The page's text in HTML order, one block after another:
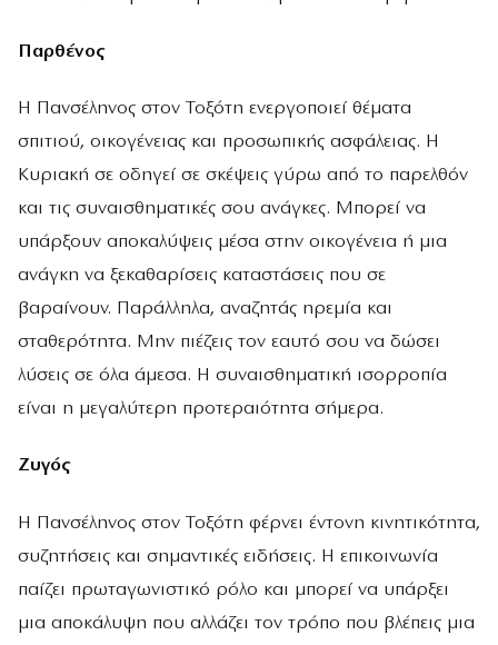
Παρθένος
Η Πανσέληνος στον Τοξότη ενεργοποιεί θέματα
σπιτιού, οικογένειας και προσωπικής ασφάλειας. Η
Κυριακή σε οδηγεί σε σκέψεις γύρω από το παρελθόν
και τις συναισθηματικές σου ανάγκες. Μπορεί να
υπάρξουν αποκαλύψεις μέσα στην οικογένεια ή μια
ανάγκη να ξεκαθαρίσεις καταστάσεις που σε
βαραίνουν. Παράλληλα, αναζητάς ηρεμία και
σταθερότητα. Μην πιέζεις τον εαυτό σου να δώσει
λύσεις σε όλα άμεσα. Η συναισθηματική ισορροπία
είναι η μεγαλύτερη προτεραιότητα σήμερα.
Ζυγός
Η Πανσέληνος στον Τοξότη φέρνει έντονη κινητικότητα,
συζητήσεις και σημαντικές ειδήσεις. Η επικοινωνία
παίζει πρωταγωνιστικό ρόλο και μπορεί να υπάρξει
μια αποκάλυψη που αλλάζει τον τρόπο που βλέπεις μια